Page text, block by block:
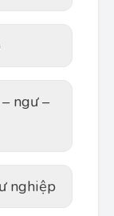
ngư –
nghiệp